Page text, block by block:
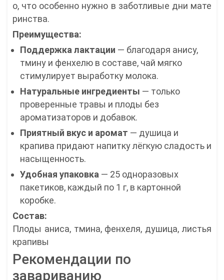
о, что особенно нужно в заботливые дни мате
ринства.
Преимущества:
Поддержка лактации — благодаря анису,
тмину и фенхелю в составе, чай мягко
стимулирует выработку молока.
Натуральные ингредиенты — только
проверенные травы и плоды без
ароматизаторов и добавок.
Приятный вкус и аромат — душица и
крапива придают напитку лёгкую сладость и
насыщенность.
Удобная упаковка — 25 одноразовых
пакетиков, каждый по 1 г, в картонной
коробке.
Состав:
Плоды аниса, тмина, фенхеля, душица, листья
крапивы
Рекомендации по
завариванию